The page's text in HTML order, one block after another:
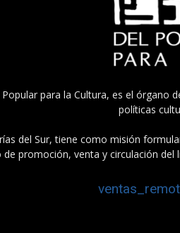
para la Cultura, es el órgano
políticas
del Sur, tiene como misión
promoción, venta y circulación